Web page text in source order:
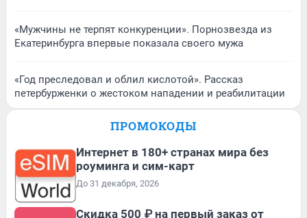
«Мужчины не терпят конкуренции». Порнозвезда из
Екатеринбурга впервые показала своего мужа
«Год преследовал и облил кислотой». Рассказ
петербурженки о жестоком нападении и реабилитации
ПРОМОКОДЫ
Интернет в 180+ странах мира без
роуминга и сим-карт
До 31 декабря, 2026
Скидка 500 ₽ на первый заказ от